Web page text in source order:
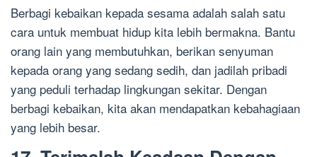
Berbagi kebaikan kepada sesama adalah salah satu
cara untuk membuat hidup kita lebih bermakna. Bantu
orang lain yang membutuhkan, berikan senyuman
kepada orang yang sedang sedih, dan jadilah pribadi
yang peduli terhadap lingkungan sekitar. Dengan
berbagi kebaikan, kita akan mendapatkan kebahagiaan
yang lebih besar.